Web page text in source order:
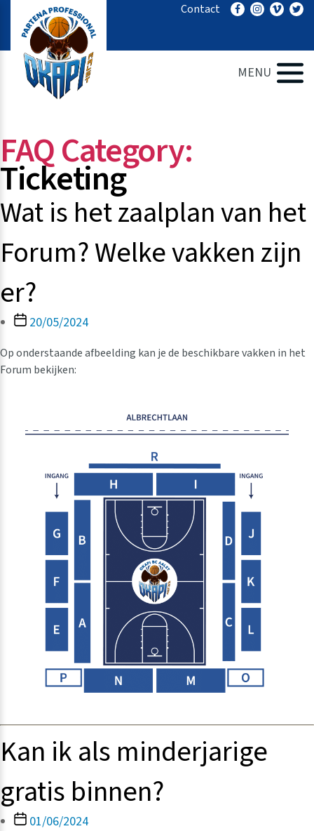
inhoud
Contact
MENU
FAQ Category:
Ticketing
Wat is het zaalplan van het
Forum? Welke vakken zijn
er?
Berichtdatum
20/05/2024
Op onderstaande afbeelding kan je de beschikbare vakken in het
Forum bekijken:
Kan ik als minderjarige
gratis binnen?
Berichtdatum
01/06/2024